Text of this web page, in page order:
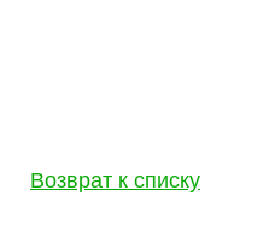
Возврат к списку